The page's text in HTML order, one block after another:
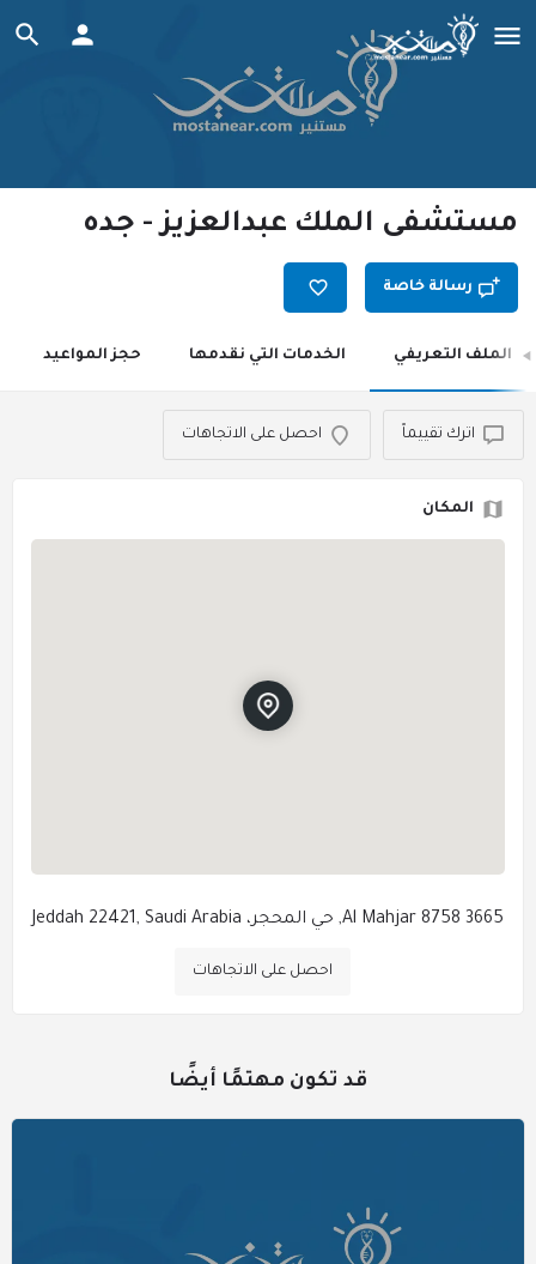
مستشفى الملك عبدالعزيز - جده
رسالة خاصة
الملف التعريفي الخدمات التي نقدمها حجز المواعيد
اترك تقييماً احصل على الاتجاهات
المكان
3665 8758 Al Mahjar, حي المحجر، Jeddah 22421, Saudi Arabia
احصل على الاتجاهات
قد تكون مهتمًا أيضًا